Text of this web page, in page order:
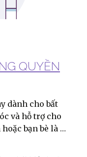
QUYỀN
dành cho bất
và hỗ trợ cho
bạn bè là …